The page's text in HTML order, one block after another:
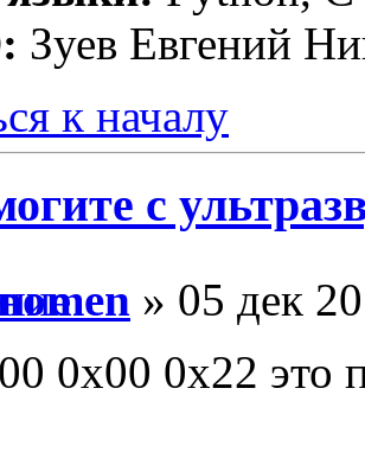
Зуев Евгений
к началу
с
» 05 дек
0x00 0x22 это